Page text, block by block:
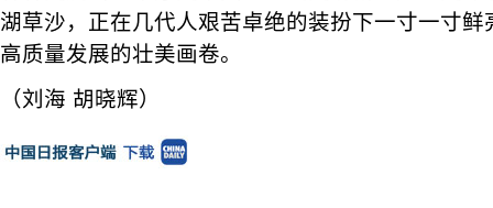
湖草沙，正在几代人艰苦卓绝的装扮下一寸一寸
高质量发展的壮美画卷。
（刘海 胡晓辉）